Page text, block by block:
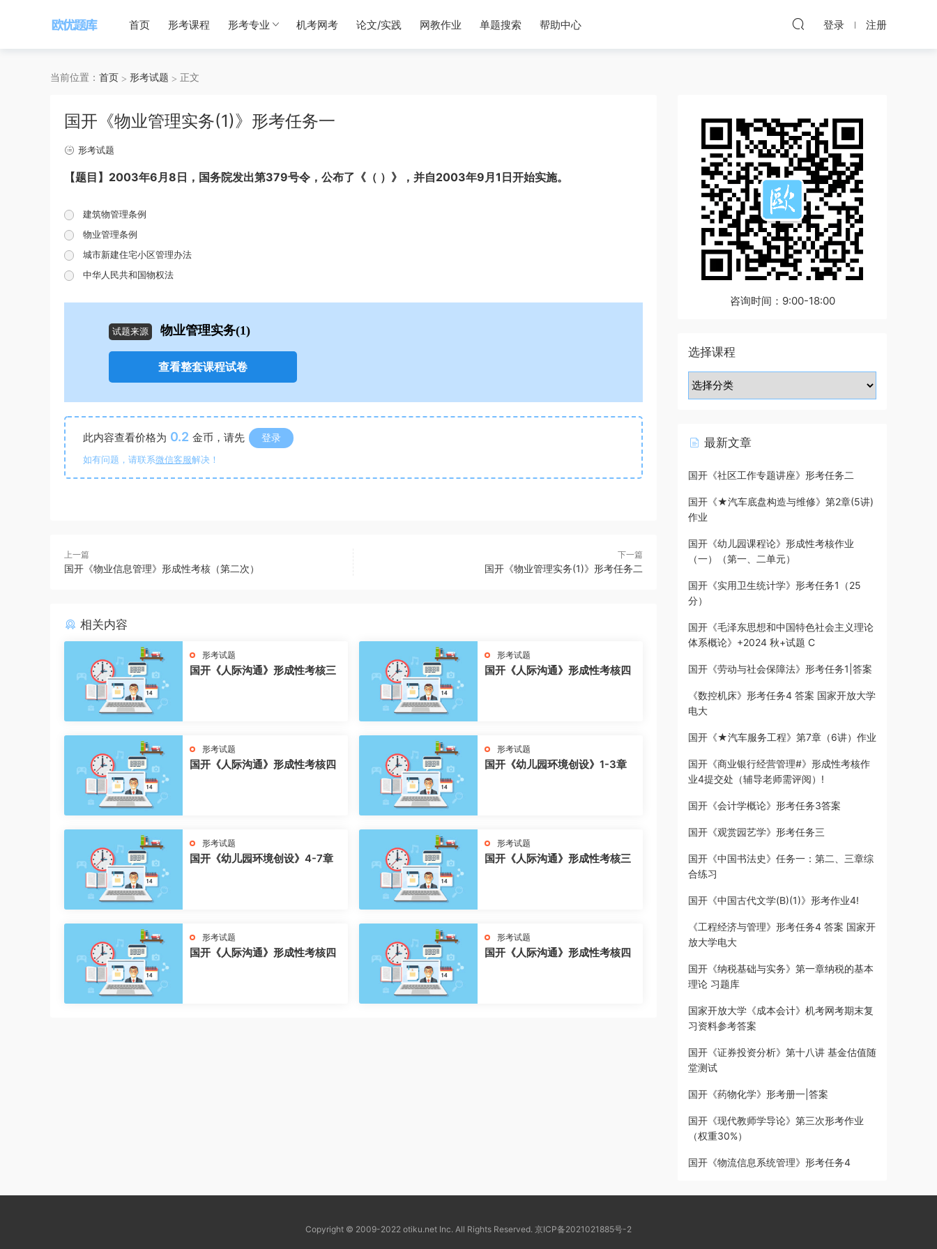
首页 形考课程 形考专业 机考网考 论文/实践 网教作业 单题搜索 帮助中心 登录 注册
当前位置： 首页 形考试题 正文
国开《物业管理实务(1)》形考任务一
形考试题
【题目】2003年6月8日，国务院发出第379号令，公布了《（ ）》，并自2003年9月1日开始实施。
建筑物管理条例
物业管理条例
城市新建住宅小区管理办法
中华人民共和国物权法
试题来源 物业管理实务(1)
查看整套课程试卷
此内容查看价格为 0.2 金币，请先 登录
如有问题，请联系微信客服解决！
上一篇
国开《物业信息管理》形成性考核（第二次）
下一篇
国开《物业管理实务(1)》形考任务二
相关内容
形考试题
国开《人际沟通》形成性考核三
形考试题
国开《人际沟通》形成性考核四
形考试题
国开《人际沟通》形成性考核四
形考试题
国开《幼儿园环境创设》1-3章
形考试题
国开《幼儿园环境创设》4-7章
形考试题
国开《人际沟通》形成性考核三
形考试题
国开《人际沟通》形成性考核四
形考试题
国开《人际沟通》形成性考核四
咨询时间：9:00-18:00
选择课程
最新文章
国开《社区工作专题讲座》形考任务二
国开《★汽车底盘构造与维修》第2章(5讲)
作业
国开《幼儿园课程论》形成性考核作业
（一）（第一、二单元）
国开《实用卫生统计学》形考任务1（25
分）
国开《毛泽东思想和中国特色社会主义理论
体系概论》+2024 秋+试题 C
国开《劳动与社会保障法》形考任务1|答案
《数控机床》形考任务4 答案 国家开放大学
电大
国开《★汽车服务工程》第7章（6讲）作业
国开《商业银行经营管理#》形成性考核作
业4提交处（辅导老师需评阅）!
国开《会计学概论》形考任务3答案
国开《观赏园艺学》形考任务三
国开《中国书法史》任务一：第二、三章综
合练习
国开《中国古代文学(B)(1)》形考作业4!
《工程经济与管理》形考任务4 答案 国家开
放大学电大
国开《纳税基础与实务》第一章纳税的基本
理论 习题库
国家开放大学《成本会计》机考网考期末复
习资料参考答案
国开《证券投资分析》第十八讲 基金估值随
堂测试
国开《药物化学》形考册一|答案
国开《现代教师学导论》第三次形考作业
（权重30%）
国开《物流信息系统管理》形考任务4
Copyright © 2009-2022 otiku.net Inc. All Rights Reserved. 京ICP备2021021885号-2